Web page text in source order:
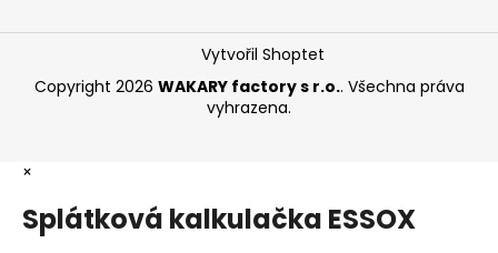
Vytvořil Shoptet
Copyright 2026 WAKARY factory s r.o.. Všechna práva
vyhrazena.
×
Splátková kalkulačka ESSOX